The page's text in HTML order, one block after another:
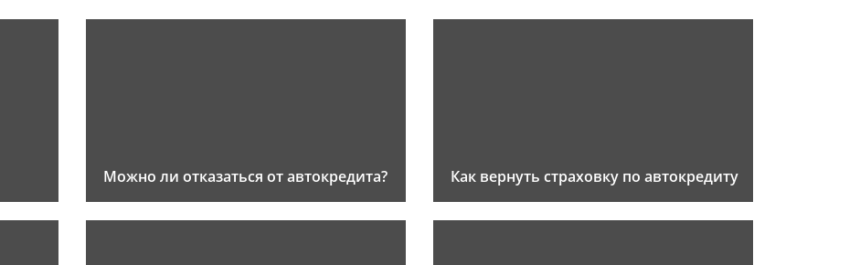
Можно ли отказаться от автокредита? Как вернуть страховку по автокредиту